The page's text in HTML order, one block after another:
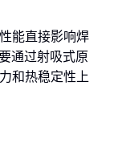
能直接影响焊
通过射吸式原
和热稳定性上